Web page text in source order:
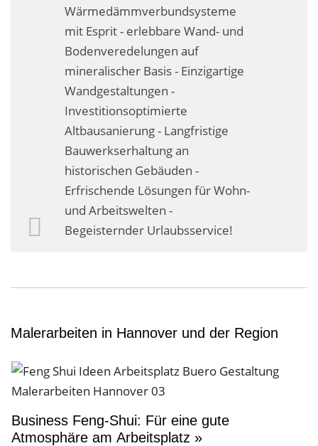
Wandbegrünungen
Wärmedämmung / WDVS
Service ›
Entspannter Urlaubsservice
Business-Lösungen
Premium-Lösungen
Meine gute Empfehlung
Heyse Lifestyle
Wärmedämmverbundsysteme
mit Esprit - erlebbare Wand- und
Bodenveredelungen auf
mineralischer Basis - Einzigartige
Wandgestaltungen -
Investitionsoptimierte
Altbausanierung - Langfristige
Bauwerkserhaltung an
historischen Gebäuden -
Erfrischende Lösungen für Wohn-
und Arbeitswelten -
Begeisternder Urlaubsservice!
Malerarbeiten in Hannover und der Region
Business Feng-Shui: Für eine gute
Atmosphäre am Arbeitsplatz »